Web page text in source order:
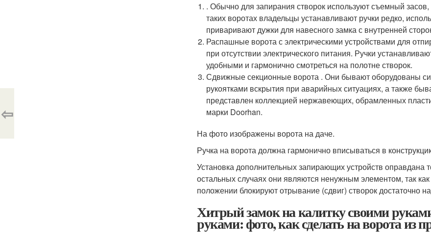
. Обычно для запирания створок используют съемный
таких воротах владельцы устанавливают ручки редко,
приваривают дужки для навесного замка с внутренней
Распашные ворота с электрическими устройствами для
при отсутствии электрического питания. Ручки
удобными и гармонично смотреться на полотне створок.
Сдвижные секционные ворота . Они бывают оборудованы
рукоятками вскрытия при аварийных ситуациях, а также
представлен коллекцией нержавеющих, обрамленных
марки Doorhan.
На фото изображены ворота на даче.
Ручка на ворота должна гармонично вписываться в
Установка дополнительных запирающих устройств оправдана
остальных случаях они являются ненужным элементом, так
положении блокируют отрывание (сдвиг) створок достаточно
Хитрый замок на калитку своими
руками: фото, как сделать на ворота из
⇦